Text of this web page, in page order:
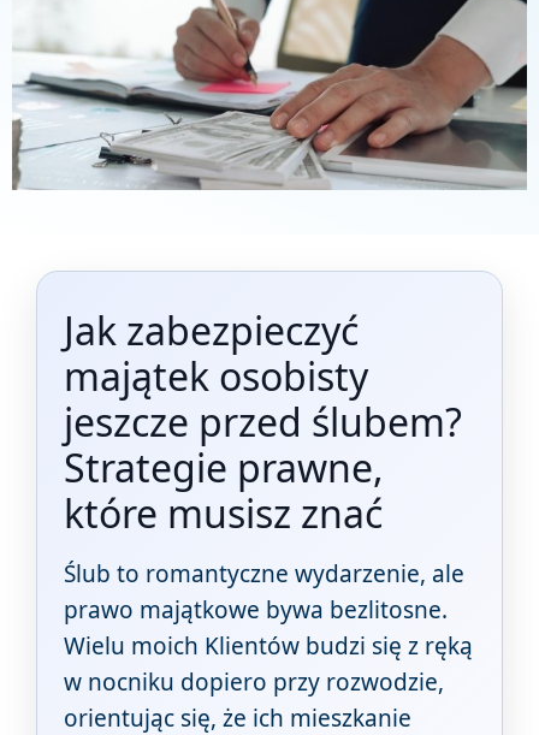
Jak zabezpieczyć
majątek osobisty
jeszcze przed ślubem?
Strategie prawne,
które musisz znać
Ślub to romantyczne wydarzenie, ale
prawo majątkowe bywa bezlitosne.
Wielu moich Klientów budzi się z ręką
w nocniku dopiero przy rozwodzie,
orientując się, że ich mieszkanie